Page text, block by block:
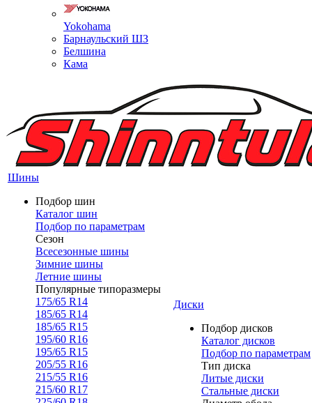
Yokohama
Барнаульский ШЗ
Белшина
Кама
Шины
Подбор шин
Каталог шин
Подбор по параметрам
Сезон
Всесезонные шины
Зимние шины
Летние шины
Популярные типоразмеры
175/65 R14
185/65 R14
185/65 R15
195/60 R16
195/65 R15
205/55 R16
215/55 R16
215/60 R17
Диски
Подбор дисков
Каталог дисков
Подбор по параметрам
Тип диска
Литые диски
Стальные диски